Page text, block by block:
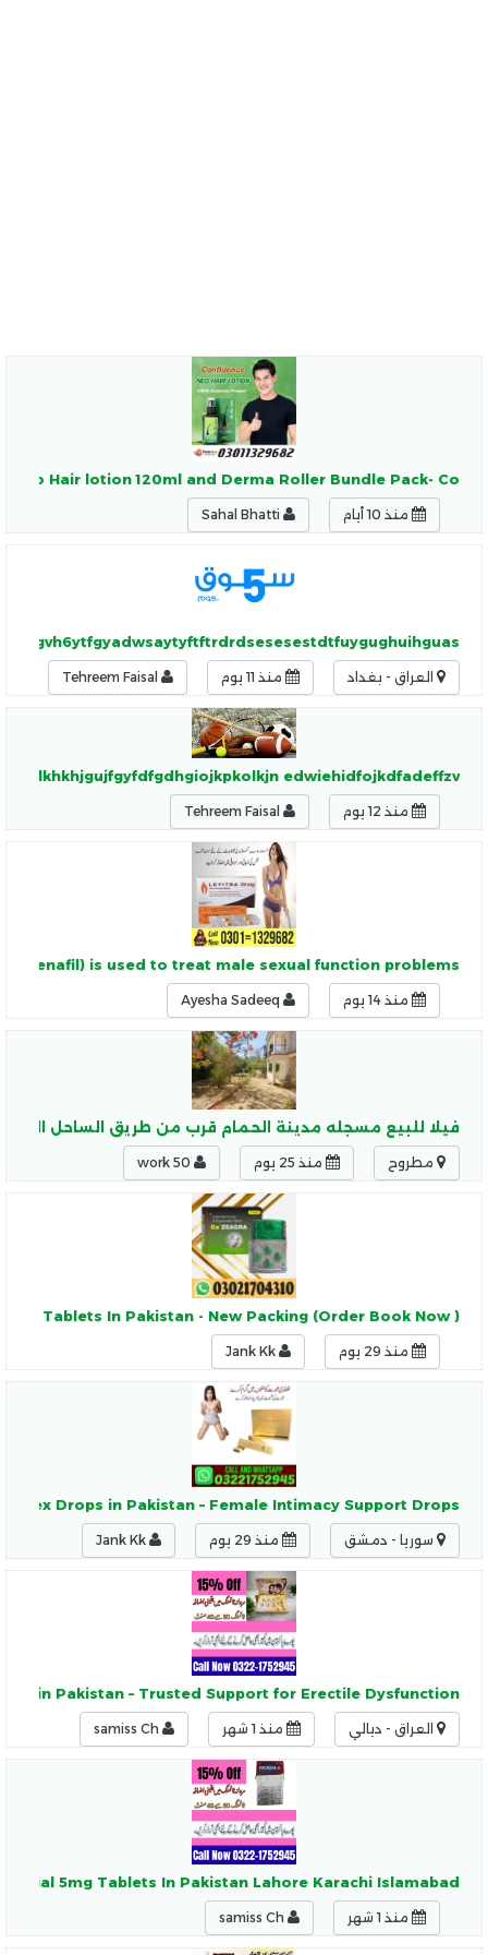
Neo Hair lotion 120ml and Derma Roller Bundle Pack- Co
منذ 10 أيام
العراق - بغداد منذ 11 يوم
edwiehidfojkdfadeffzv
منذ 12 يوم
is used to treat male sexual function problems
منذ 14 يوم
فيلا للبيع مسجله مدينة الحمام قرب من طريق الساحل
مطروح منذ 25 يوم
Tablets In Pakistan - New Packing (Order Book Now )
منذ 29 يوم
Sex Drops in Pakistan – Female Intimacy Support Drops
سوريا - دمشق منذ 29 يوم
in Pakistan – Trusted Support for Erectile Dysfunction
العراق - ديالي منذ 1 شهر
5mg Tablets In Pakistan Lahore Karachi Islamabad
منذ 1 شهر